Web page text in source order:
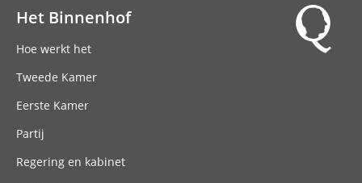
Het Binnenhof
Hoe werkt het
Tweede Kamer
Eerste Kamer
Partij
Regering en kabinet